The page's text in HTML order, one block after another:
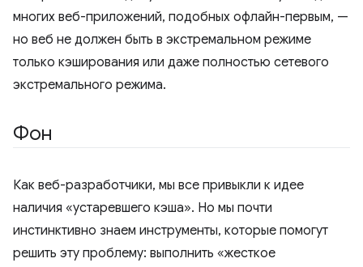
многих веб-приложений, подобных офлайн-первым, —
но веб не должен быть в экстремальном режиме
только кэширования или даже полностью сетевого
экстремального режима.
Фон
Как веб-разработчики, мы все привыкли к идее
наличия «устаревшего кэша». Но мы почти
инстинктивно знаем инструменты, которые помогут
решить эту проблему: выполнить «жесткое